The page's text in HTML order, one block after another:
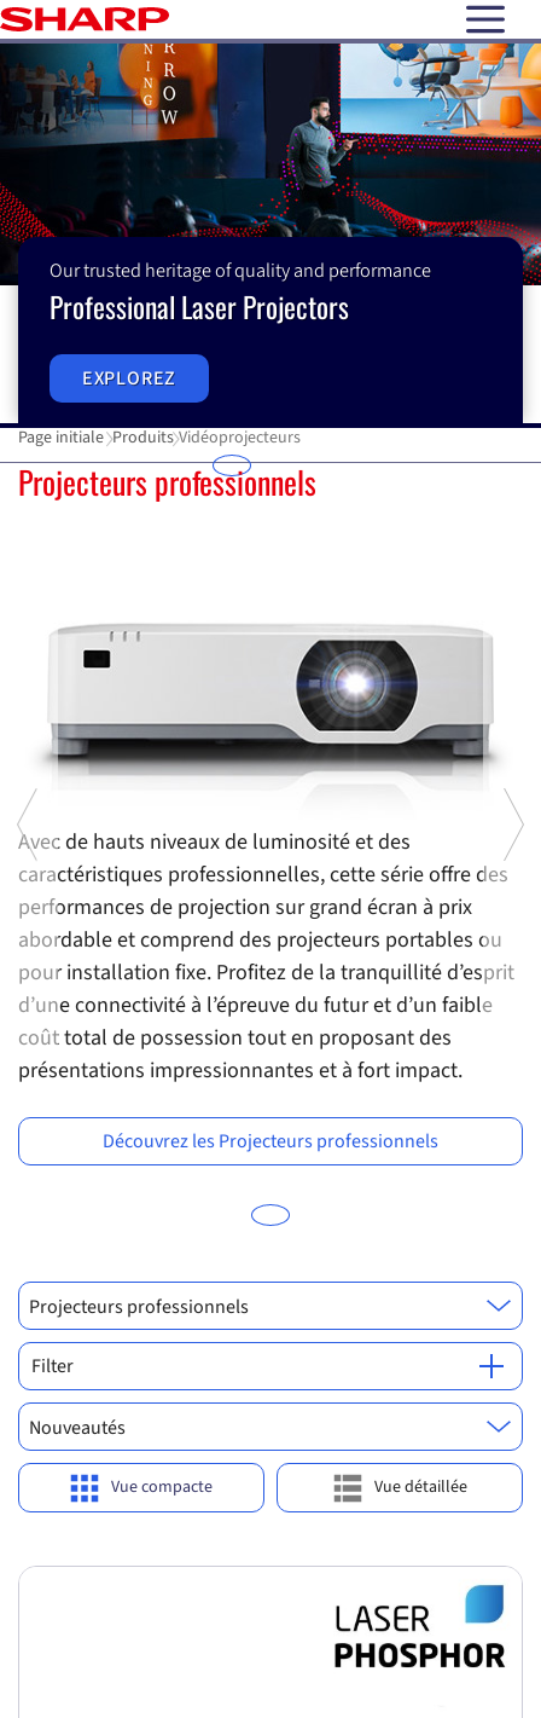
open
Our trusted heritage of quality and performance
Professional Laser Projectors
EXPLOREZ
Page initiale Produits Vidéoprojecteurs
Vidéoprojecteurs
Previous
Projecteurs professionnels
Avec de hauts niveaux de luminosité et des
caractéristiques professionnelles, cette série offre des
performances de projection sur grand écran à prix
abordable et comprend des projecteurs portables ou
pour installation fixe. Profitez de la tranquillité d’esprit
d’une connectivité à l’épreuve du futur et d’un faible
coût total de possession tout en proposant des
présentations impressionnantes et à fort impact.
Découvrez les Projecteurs professionnels
Projecteurs professionnels
Filter
Nouveautés